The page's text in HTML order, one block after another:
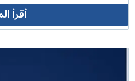
أقرأ